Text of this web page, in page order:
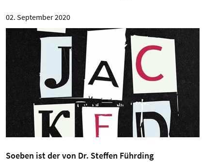
02. September 2020
Soeben ist der von Dr. Steffen Führding